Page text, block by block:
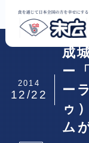
成
ー
ー
ゥ
ム
2014
12/22